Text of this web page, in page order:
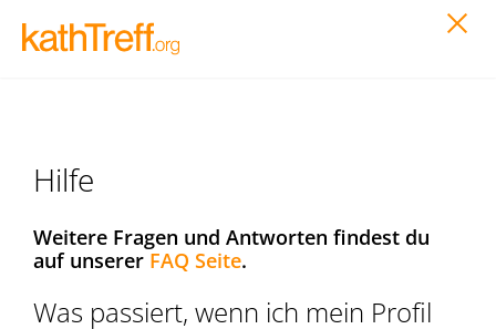
Hilfe
Weitere Fragen und Antworten findest du
auf unserer FAQ Seite.
Was passiert, wenn ich mein Profil